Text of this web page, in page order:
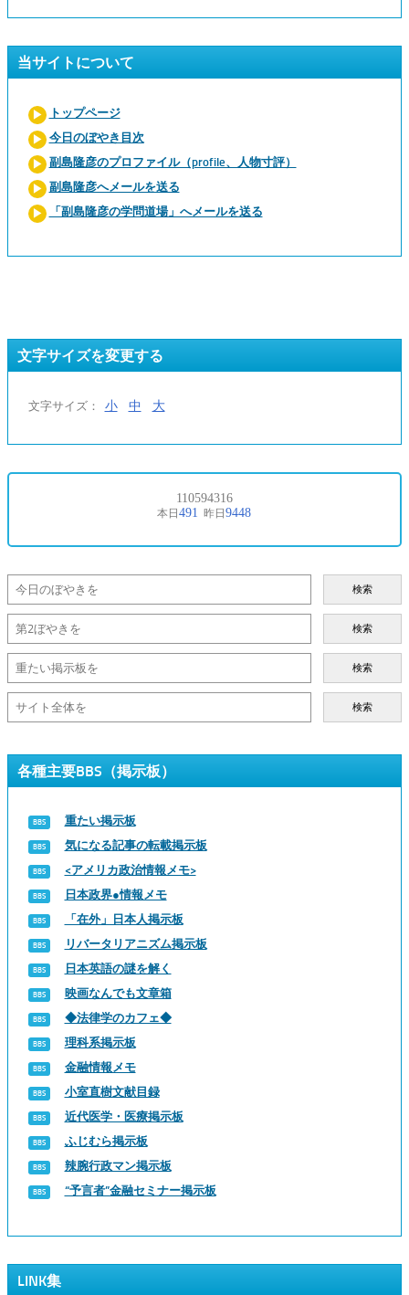
当サイトについて
トップページ
今日のぼやき目次
副島隆彦のプロファイル（profile、人物寸評）
副島隆彦へメールを送る
「副島隆彦の学問道場」へメールを送る
文字サイズを変更する
文字サイズ： 小 中 大
検索
検索
検索
検索
各種主要BBS（掲示板）
重たい掲示板
気になる記事の転載掲示板
<アメリカ政治情報メモ>
日本政界●情報メモ
「在外」日本人掲示板
リバータリアニズム掲示板
日本英語の謎を解く
映画なんでも文章箱
◆法律学のカフェ◆
理科系掲示板
金融情報メモ
小室直樹文献目録
近代医学・医療掲示板
ふじむら掲示板
辣腕行政マン掲示板
“予言者”金融セミナー掲示板
LINK集